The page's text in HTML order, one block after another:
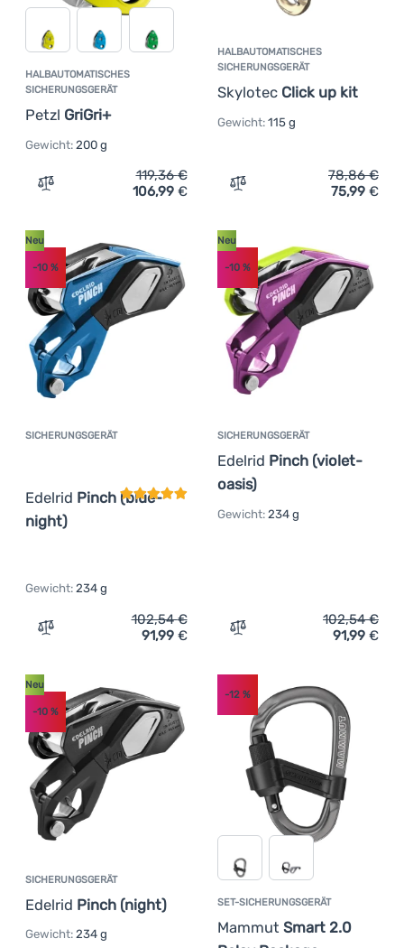
HALBAUTOMATISCHES
SICHERUNGSGERÄT
Petzl GriGri+
Gewicht: 200 g
Zum Vergleich 'Halbautomatisches Sicherungsgerät
119,36€
106,99 €
HALBAUTOMATISCHES
SICHERUNGSGERÄT
Skylotec Click up kit
Gewicht: 115 g
Zum Vergleich
78,86€
75,99 €
SICHERUNGSGERÄT
Edelrid Pinch (blue-
night)
Kundenbewertung
Neu
-10 %
Gewicht: 234 g
Zum Vergleich 'Sicherungsgerät Edelrid Pinch (blue-
102,54€
91,99 €
SICHERUNGSGERÄT
Edelrid Pinch (violet-
oasis)
Neu
-10%
Gewicht: 234 g
Zum Vergleich
102,54€
91,99 €
SICHERUNGSGERÄT
Edelrid Pinch (night)
Neu
-10 %
Gewicht: 234 g
SET-SICHERUNGSGERÄT
Mammut Smart 2.0
-12%